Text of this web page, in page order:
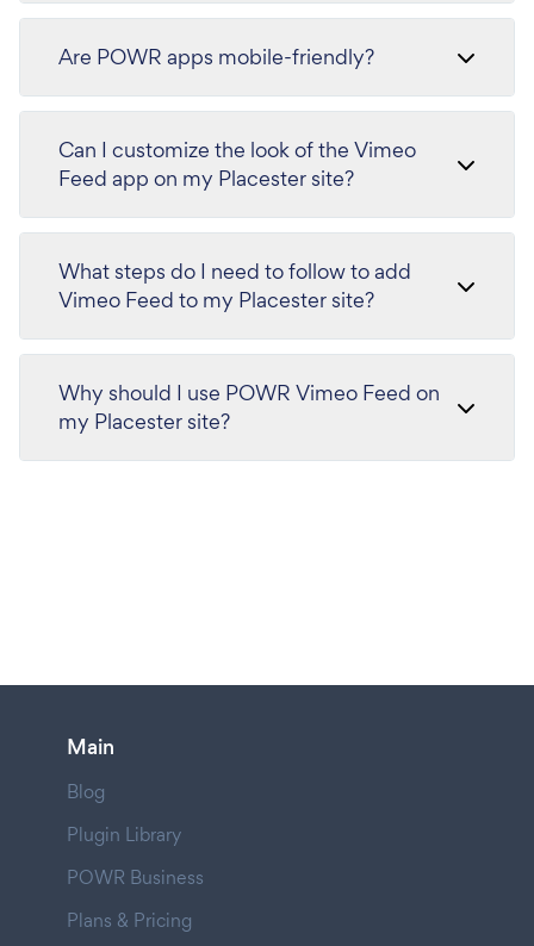
Are POWR apps mobile-friendly?
Can I customize the look of the Vimeo
Feed app on my Placester site?
What steps do I need to follow to add
Vimeo Feed to my Placester site?
Why should I use POWR Vimeo Feed on
my Placester site?
Main
Blog
Plugin Library
POWR Business
Plans & Pricing